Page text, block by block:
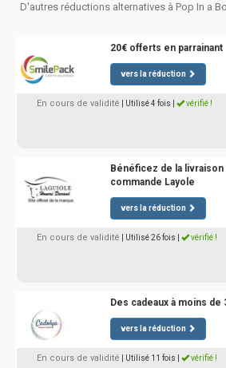
D'autres réductions alternatives à Pop In a
20€ offerts en parrainant
vers la réduction
En cours de validité | Utilisé 4 fois vérifié !
Bénéficez de la
commande Layole
vers la réduction
En cours de validité | Utilisé 26 fois vérifié !
Des cadeaux à moins de
vers la réduction
En cours de validité | Utilisé 11 fois vérifié !